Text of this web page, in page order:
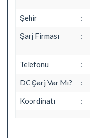
Şehir :
Şarj Firması :
Telefonu :
DC Şarj Var Mı? :
Koordinatı :